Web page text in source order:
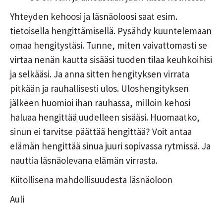
Yhteyden kehoosi ja läsnäoloosi saat esim.
tietoisella hengittämisellä. Pysähdy kuuntelemaan
omaa hengitystäsi. Tunne, miten vaivattomasti se
virtaa nenän kautta sisääsi tuoden tilaa keuhkoihisi
ja selkääsi. Ja anna sitten hengityksen virrata
pitkään ja rauhallisesti ulos. Uloshengityksen
jälkeen huomioi ihan rauhassa, milloin kehosi
haluaa hengittää uudelleen sisääsi. Huomaatko,
sinun ei tarvitse päättää hengittää? Voit antaa
elämän hengittää sinua juuri sopivassa rytmissä. Ja
nauttia läsnäolevana elämän virrasta.
Kiitollisena mahdollisuudesta läsnäoloon
Auli